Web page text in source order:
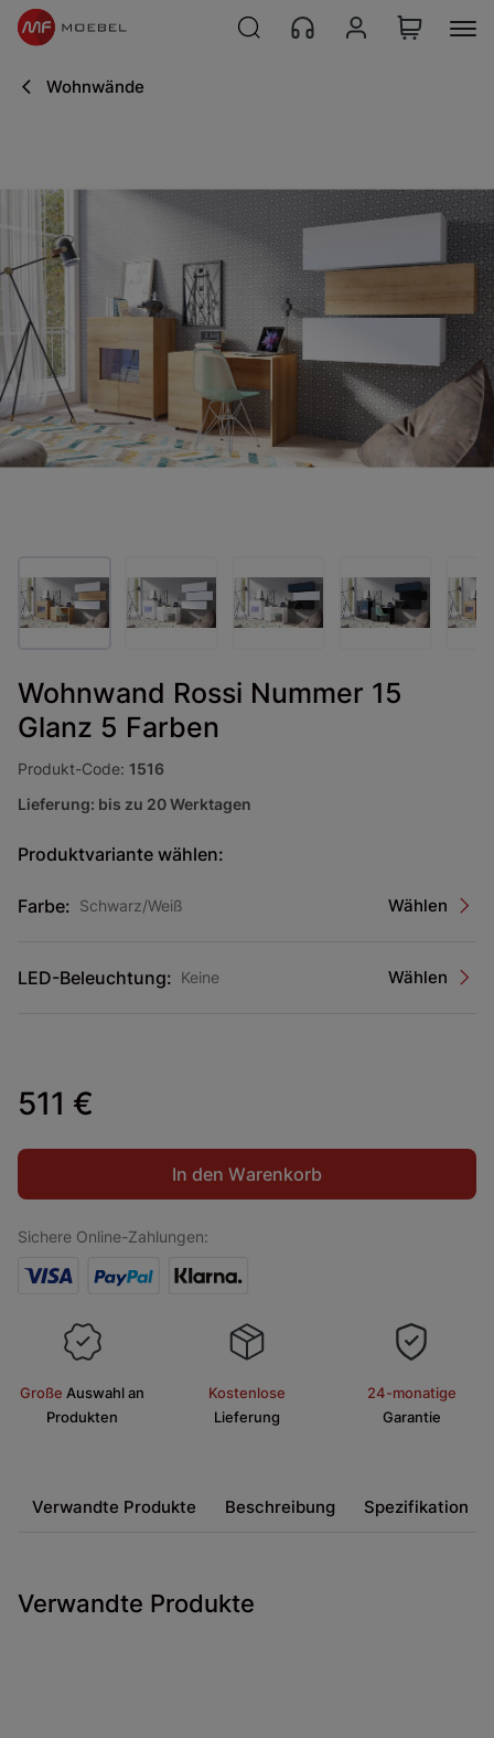
Wohnwände
Wohnwand Rossi Nummer 15
Glanz 5 Farben
Produkt-Code: 1516
Lieferung: bis zu 20 Werktagen
Produktvariante wählen:
Farbe: Schwarz/Weiß Wählen
LED-Beleuchtung: Keine Wählen
511 €
In den Warenkorb
Sichere Online-Zahlungen:
Große Auswahl an
Produkten
Kostenlose
Lieferung
24-monatige
Garantie
Verwandte Produkte Beschreibung Spezifikation
Verwandte Produkte